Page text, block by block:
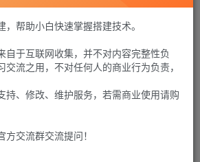
G币30 限时特惠
G币100
9.9 至尊会员 免费
程,未认真看完一切问题自行解决
帮助小白快速掌握搭建技术。
自于互联网收集，并不对内容完整性负
流之用，不对任何人的商业行为负责，
持、修改、维护服务，若需商业使用请购
交流群交流提问！